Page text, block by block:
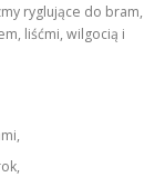
ryglujące do bram,
liśćmi, wilgocią i